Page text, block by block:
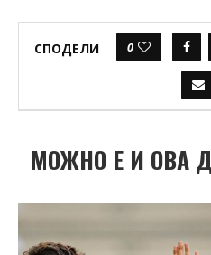
СПОДЕЛИ 0
МОЖНО Е И ОВА